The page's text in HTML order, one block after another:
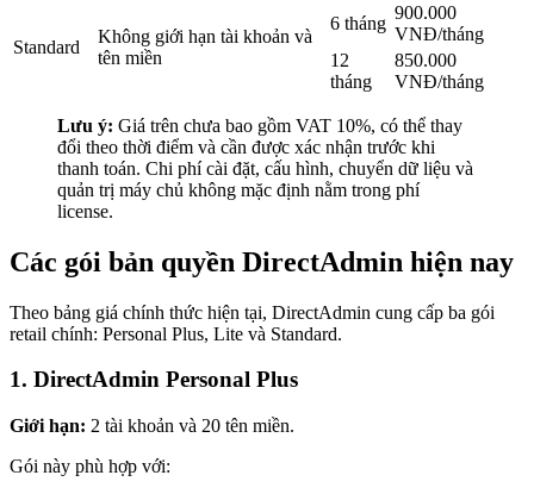
Standard
Không giới hạn tài khoản và
tên miền
6 tháng
900.000
VNĐ/tháng
12
tháng
850.000
VNĐ/tháng
Lưu ý: Giá trên chưa bao gồm VAT 10%, có thể thay
đổi theo thời điểm và cần được xác nhận trước khi
thanh toán. Chi phí cài đặt, cấu hình, chuyển dữ liệu và
quản trị máy chủ không mặc định nằm trong phí
license.
Các gói bản quyền DirectAdmin hiện nay
Theo bảng giá chính thức hiện tại, DirectAdmin cung cấp ba gói
retail chính: Personal Plus, Lite và Standard.
1. DirectAdmin Personal Plus
Giới hạn: 2 tài khoản và 20 tên miền.
Gói này phù hợp với: